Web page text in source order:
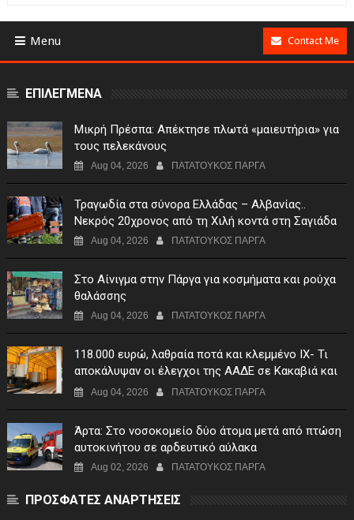
Menu Contact Me
ΕΠΙΛΕΓΜΕΝΑ
Μικρή Πρέσπα: Απέκτησε πλωτά «μαιευτήρια» για
τους πελεκάνους
Aug 04, 2026 ΠΑΤΑΤΟΥΚΟΣ ΠΑΡΓΑ
Τραγωδία στα σύνορα Ελλάδας – Αλβανίας..
Νεκρός 20χρονος από τη Χιλή κοντά στη Σαγιάδα
Aug 04, 2026 ΠΑΤΑΤΟΥΚΟΣ ΠΑΡΓΑ
Στο Αίνιγμα στην Πάργα για κοσμήματα και ρούχα
θαλάσσης
Aug 04, 2026 ΠΑΤΑΤΟΥΚΟΣ ΠΑΡΓΑ
118.000 ευρώ, λαθραία ποτά και κλεμμένο ΙΧ- Τι
αποκάλυψαν οι έλεγχοι της ΑΑΔΕ σε Κακαβιά και
Μαυρομάτι
Aug 04, 2026 ΠΑΤΑΤΟΥΚΟΣ ΠΑΡΓΑ
Άρτα: Στο νοσοκομείο δύο άτομα μετά από πτώση
αυτοκινήτου σε αρδευτικό αύλακα
Aug 02, 2026 ΠΑΤΑΤΟΥΚΟΣ ΠΑΡΓΑ
ΠΡΟΣΦΑΤΕΣ ΑΝΑΡΤΗΣΕΙΣ